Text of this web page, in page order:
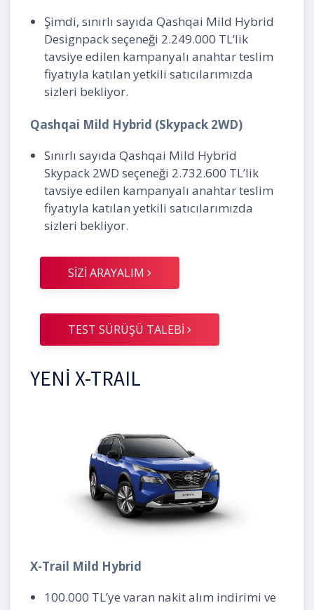
Şimdi, sınırlı sayıda Qashqai Mild Hybrid
Designpack seçeneği 2.249.000 TL’lik
tavsiye edilen kampanyalı anahtar teslim
fiyatıyla katılan yetkili satıcılarımızda
sizleri bekliyor.
Qashqai Mild Hybrid (Skypack 2WD)
Sınırlı sayıda Qashqai Mild Hybrid
Skypack 2WD seçeneği 2.732.600 TL’lik
tavsiye edilen kampanyalı anahtar teslim
fiyatıyla katılan yetkili satıcılarımızda
sizleri bekliyor.
SİZİ ARAYALIM
TEST SÜRÜŞÜ TALEBİ
YENİ X-TRAIL
X-Trail Mild Hybrid
100.000 TL’ye varan nakit alım indirimi ve